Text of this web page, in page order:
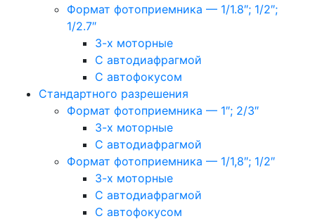
Формат фотоприемника — 1/1.8″; 1/2″;
1/2.7″
3-х моторные
С автодиафрагмой
С автофокусом
Стандартного разрешения
Формат фотоприемника — 1″; 2/3″
3-х моторные
С автодиафрагмой
Формат фотоприемника — 1/1,8″; 1/2″
3-х моторные
С автодиафрагмой
С автофокусом